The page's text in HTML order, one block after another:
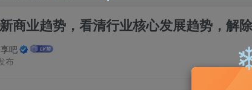
商业趋势，看清行业核心发展趋势，解
吧
布